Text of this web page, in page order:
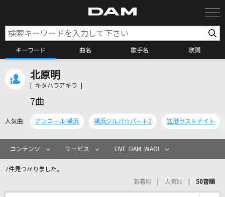
キーワード 曲名 歌手名 歌詞
カラオケリクエスト
北原明
[ キタハラアキラ ]
7曲
人気曲 アンコール!横浜 横浜ジルバ☆パート2 空港ラストナイト
コンテンツ サービス LIVE DAM WAO!
7件見つかりました。
新着順 人気順 50音順